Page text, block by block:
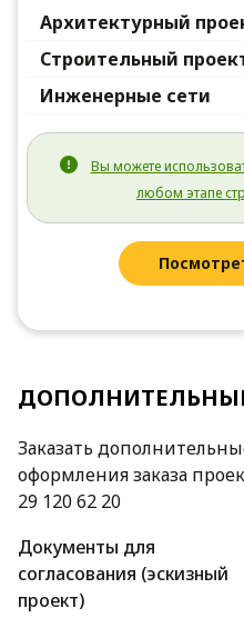
Архитектурный
Строительный
Инженерные сети
Вы можете
любом этапе
Заказать
оформления заказа
29 120 62 20
Документы для
согласования (эскизный
проект)